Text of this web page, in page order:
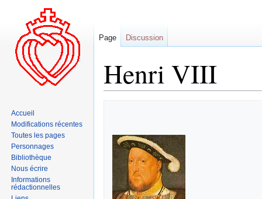
Henri VIII
navigation
recherche
Page Discussion
Accueil
Modifications récentes
Toutes les pages
Personnages
Bibliothèque
Nous écrire
Informations
rédactionnelles